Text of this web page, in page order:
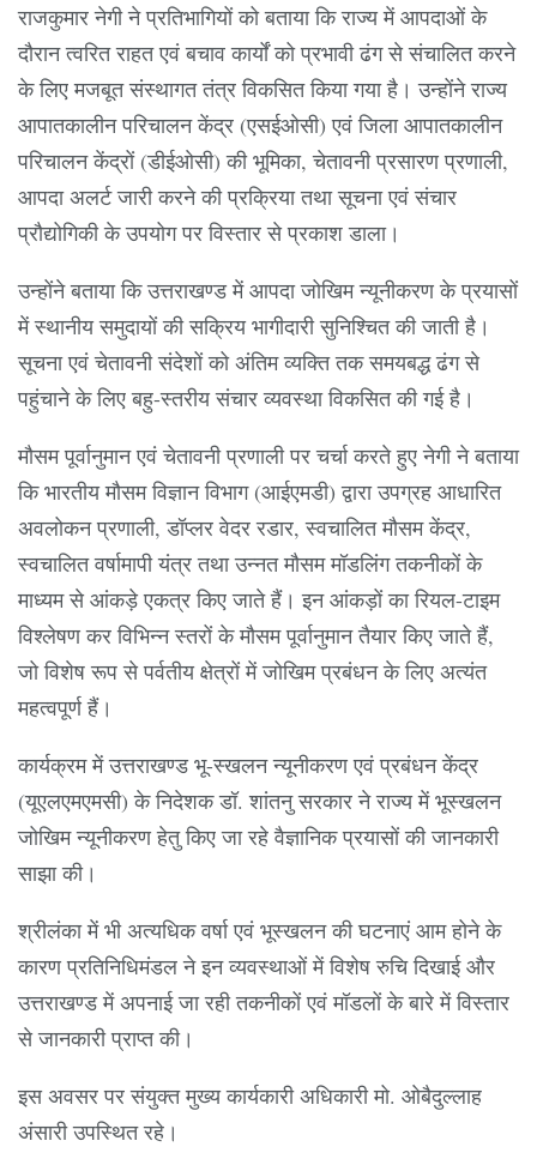
राजकुमार नेगी ने प्रतिभागियों को बताया कि राज्य में आपदाओं के
दौरान त्वरित राहत एवं बचाव कार्यों को प्रभावी ढंग से संचालित करने
के लिए मजबूत संस्थागत तंत्र विकसित किया गया है। उन्होंने राज्य
आपातकालीन परिचालन केंद्र (एसईओसी) एवं जिला आपातकालीन
परिचालन केंद्रों (डीईओसी) की भूमिका, चेतावनी प्रसारण प्रणाली,
आपदा अलर्ट जारी करने की प्रक्रिया तथा सूचना एवं संचार
प्रौद्योगिकी के उपयोग पर विस्तार से प्रकाश डाला।
उन्होंने बताया कि उत्तराखण्ड में आपदा जोखिम न्यूनीकरण के प्रयासों
में स्थानीय समुदायों की सक्रिय भागीदारी सुनिश्चित की जाती है।
सूचना एवं चेतावनी संदेशों को अंतिम व्यक्ति तक समयबद्ध ढंग से
पहुंचाने के लिए बहु-स्तरीय संचार व्यवस्था विकसित की गई है।
मौसम पूर्वानुमान एवं चेतावनी प्रणाली पर चर्चा करते हुए नेगी ने बताया
कि भारतीय मौसम विज्ञान विभाग (आईएमडी) द्वारा उपग्रह आधारित
अवलोकन प्रणाली, डॉप्लर वेदर रडार, स्वचालित मौसम केंद्र,
स्वचालित वर्षामापी यंत्र तथा उन्नत मौसम मॉडलिंग तकनीकों के
माध्यम से आंकड़े एकत्र किए जाते हैं। इन आंकड़ों का रियल-टाइम
विश्लेषण कर विभिन्न स्तरों के मौसम पूर्वानुमान तैयार किए जाते हैं,
जो विशेष रूप से पर्वतीय क्षेत्रों में जोखिम प्रबंधन के लिए अत्यंत
महत्वपूर्ण हैं।
कार्यक्रम में उत्तराखण्ड भू-स्खलन न्यूनीकरण एवं प्रबंधन केंद्र
(यूएलएमएमसी) के निदेशक डॉ. शांतनु सरकार ने राज्य में भूस्खलन
जोखिम न्यूनीकरण हेतु किए जा रहे वैज्ञानिक प्रयासों की जानकारी
साझा की।
श्रीलंका में भी अत्यधिक वर्षा एवं भूस्खलन की घटनाएं आम होने के
कारण प्रतिनिधिमंडल ने इन व्यवस्थाओं में विशेष रुचि दिखाई और
उत्तराखण्ड में अपनाई जा रही तकनीकों एवं मॉडलों के बारे में विस्तार
से जानकारी प्राप्त की।
इस अवसर पर संयुक्त मुख्य कार्यकारी अधिकारी मो. ओबैदुल्लाह
अंसारी उपस्थित रहे।